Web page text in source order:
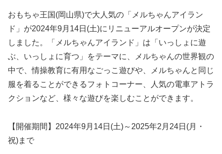
おもちゃ王国(岡山県)で大人気の「メルちゃんアイラン
ド」が2024年9月14日(土)にリニューアルオープンが決定
しました。「メルちゃんアイランド」は「いっしょに遊
ぶ、いっしょに育つ」をテーマに、メルちゃんの世界観の
中で、情操教育に有用なごっこ遊びや、メルちゃんと同じ
服を着ることができるフォトコーナー、人気の電車アトラ
クションなど、様々な遊びを楽しむことができます。
【開催期間】2024年9月14日(土)～2025年2月24日(月・
祝)まで